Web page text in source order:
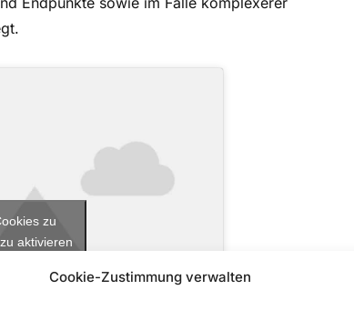
Cookie-Zustimmung verwalten
zu
aktivieren